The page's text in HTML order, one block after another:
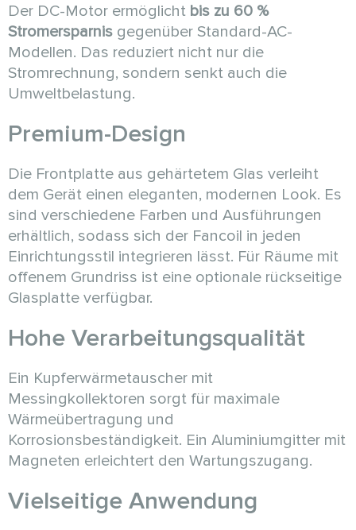
Der DC-Motor ermöglicht bis zu 60 %
Stromersparnis gegenüber Standard-AC-
Modellen. Das reduziert nicht nur die
Stromrechnung, sondern senkt auch die
Umweltbelastung.
Premium-Design
Die Frontplatte aus gehärtetem Glas verleiht
dem Gerät einen eleganten, modernen Look. Es
sind verschiedene Farben und Ausführungen
erhältlich, sodass sich der Fancoil in jeden
Einrichtungsstil integrieren lässt. Für Räume mit
offenem Grundriss ist eine optionale rückseitige
Glasplatte verfügbar.
Hohe Verarbeitungsqualität
Ein Kupferwärmetauscher mit
Messingkollektoren sorgt für maximale
Wärmeübertragung und
Korrosionsbeständigkeit. Ein Aluminiumgitter mit
Magneten erleichtert den Wartungszugang.
Vielseitige Anwendung